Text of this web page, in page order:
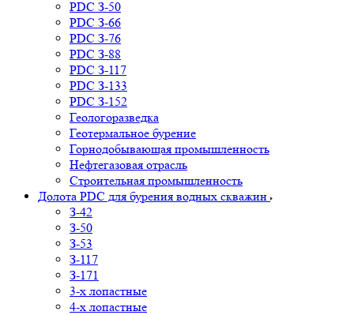
PDC З-50
PDC З-66
PDC З-76
PDC З-88
PDC З-117
PDC З-133
PDC З-152
Геологоразведка
Геотермальное бурение
Горнодобывающая промышленность
Нефтегазовая отрасль
Строительная промышленность
Долота PDC для бурения водных скважин
З-42
З-50
З-53
З-117
З-171
3-х лопастные
4-х лопастные